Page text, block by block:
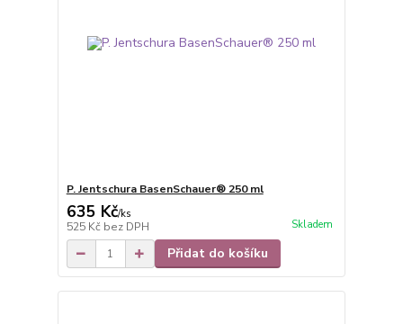
P. Jentschura BasenSchauer® 250 ml
635 Kč/ks
525 Kč bez DPH Skladem
Přidat do košíku